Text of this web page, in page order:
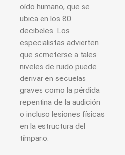
oído humano, que se
ubica en los 80
decibeles. Los
especialistas advierten
que someterse a tales
niveles de ruido puede
derivar en secuelas
graves como la pérdida
repentina de la audición
o incluso lesiones físicas
en la estructura del
tímpano.